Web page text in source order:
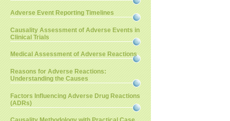
Adverse Event Reporting Timelines
Causality Assessment of Adverse Events in
Clinical Trials
Medical Assessment of Adverse Reactions
Reasons for Adverse Reactions:
Understanding the Causes
Factors Influencing Adverse Drug Reactions
(ADRs)